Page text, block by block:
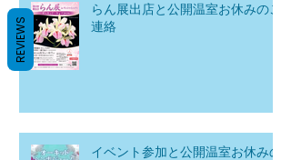
らん展出店と公開温室お休みのご
連絡
イベント参加と公開温室お休みの
REVIEWS